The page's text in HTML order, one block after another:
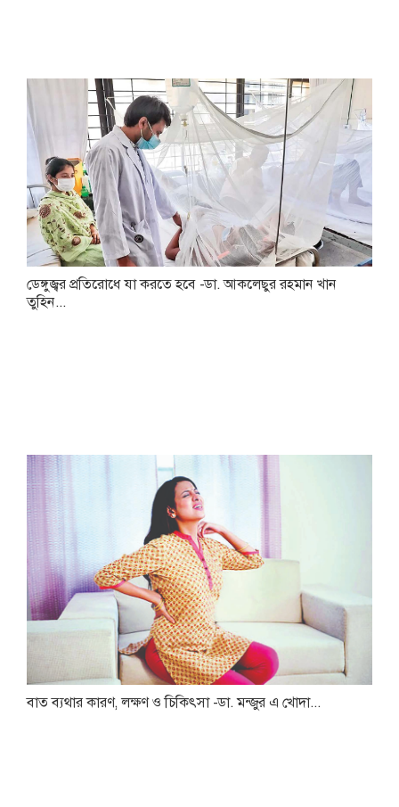
ডেঙ্গুজ্বর প্রতিরোধে যা করতে হবে -ডা. আকলেছুর রহমান খান
তুহিন...
বাত ব্যথার কারণ, লক্ষণ ও চিকিৎসা -ডা. মন্জুর এ খোদা...